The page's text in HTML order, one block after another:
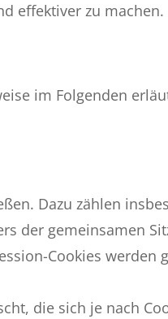
effektiver zu machen.
im Folgenden
Dazu zählen
der gemeinsamen
Cookies
die sich je nach